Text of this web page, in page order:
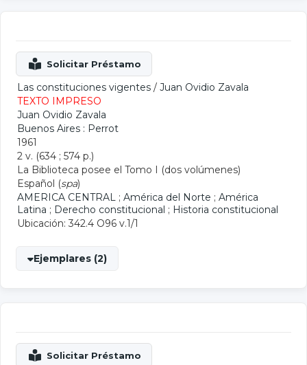
Las constituciones vigentes / Juan Ovidio Zavala
TEXTO IMPRESO
Juan Ovidio Zavala
Buenos Aires : Perrot
1961
2 v. (634 ; 574 p.)
La Biblioteca posee el Tomo I (dos volúmenes)
Español (spa)
AMERICA CENTRAL ; América del Norte ; América
Latina ; Derecho constitucional ; Historia constitucional
Ubicación: 342.4 O96 v.1/1
Ejemplares (2)